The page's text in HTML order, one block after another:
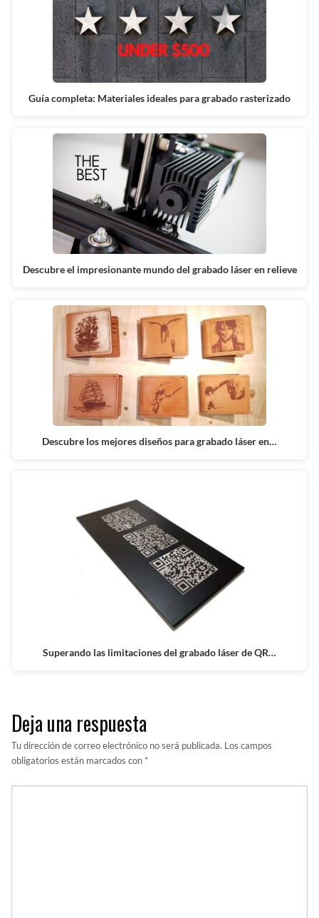
Guía completa: Materiales ideales para grabado rasterizado
Descubre el impresionante mundo del grabado láser en relieve
Descubre los mejores diseños para grabado láser en…
Superando las limitaciones del grabado láser de QR…
Deja una respuesta
Tu dirección de correo electrónico no será publicada. Los campos
obligatorios están marcados con *